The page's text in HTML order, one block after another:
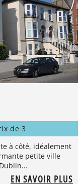
de 3
à côté, idéalement
petite ville
EN SAVOIR PLUS